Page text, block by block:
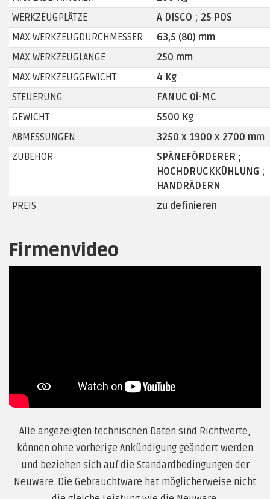
WERKZEUGPLÄTZE
A DISCO ; 25 POS
MAX WERKZEUGDURCHMESSER
63,5 (80) mm
MAX WERKZEUGLANGE
250 mm
MAX WERKZEUGGEWICHT
4 Kg
STEUERUNG
FANUC 0i-MC
GEWICHT
5500 Kg
ABMESSUNGEN
3250 x 1900 x 2700 mm
ZUBEHÖR
SPÄNEFÖRDERER ;
HOCHDRUCKKÜHLUNG ;
HANDRÄDERN
PREIS
zu definieren
Firmenvideo
Alle angezeigten technischen Daten sind Richtwerte,
können ohne vorherige Ankündigung geändert werden
und beziehen sich auf die Standardbedingungen der
Neuware. Die Gebrauchtware hat möglicherweise nicht